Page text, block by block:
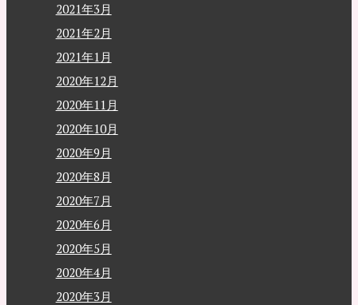
2021年3月
2021年2月
2021年1月
2020年12月
2020年11月
2020年10月
2020年9月
2020年8月
2020年7月
2020年6月
2020年5月
2020年4月
2020年3月